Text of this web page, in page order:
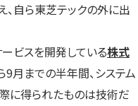
、自ら東芝テックの外に出
ビスを開発している株式
9月までの半年間、システム
に得られたものは技術だ